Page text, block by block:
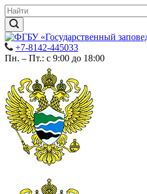
+7-8142-445033
Пн. – Пт.: с 9:00 до 18:00